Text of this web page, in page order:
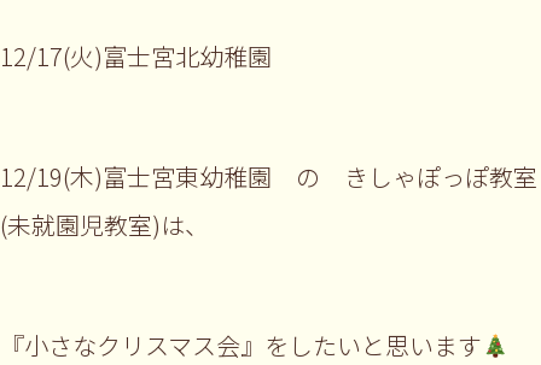
12/17(火)富士宮北幼稚園
12/19(木)富士宮東幼稚園 の きしゃぽっぽ教室
(未就園児教室)は、
『小さなクリスマス会』をしたいと思います